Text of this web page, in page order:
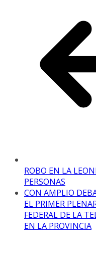
ROBO EN LA
PERSONAS
CON AMPLIO
EL PRIMER
FEDERAL DE LA
EN LA PROVINCIA